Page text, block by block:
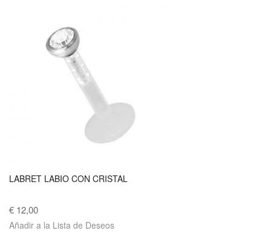
LABRET LABIO CON CRISTAL
€ 12,00
Añadir a la Lista de Deseos